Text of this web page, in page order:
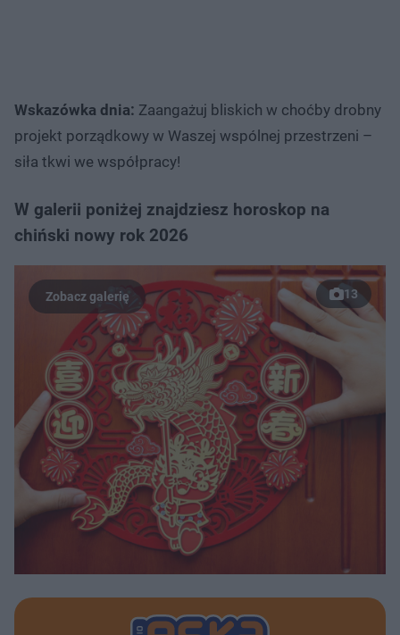
Wskazówka dnia: Zaangażuj bliskich w choćby drobny
projekt porządkowy w Waszej wspólnej przestrzeni –
siła tkwi we współpracy!
W galerii poniżej znajdziesz horoskop na
chiński nowy rok 2026
13